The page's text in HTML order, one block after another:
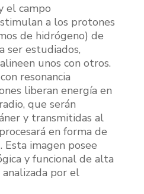
el campo
a los protones
de hidrógeno) de
ser estudiados,
unos con otros.
resonancia
liberan energía en
que serán
y transmitidas al
en forma de
. Esta imagen posee
y funcional de alta
por el